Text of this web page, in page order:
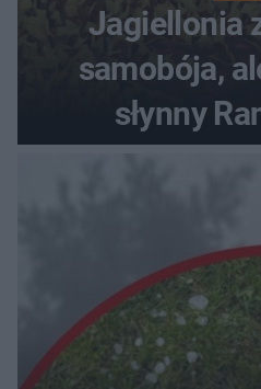
Jagiellonia
samobója,
słynny